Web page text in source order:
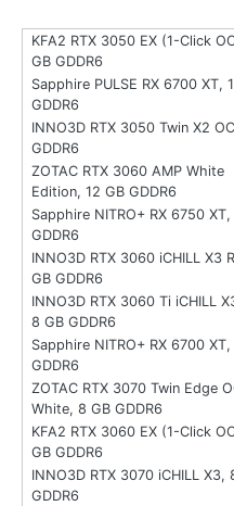
KFA2 RTX 3050 EX (1-Click
GB GDDR6
Sapphire PULSE RX 6700 XT,
GDDR6
INNO3D RTX 3050 Twin X2
GDDR6
ZOTAC RTX 3060 AMP White
Edition, 12 GB GDDR6
Sapphire NITRO+ RX 6750 XT,
GDDR6
INNO3D RTX 3060 iCHILL X3
GB GDDR6
INNO3D RTX 3060 Ti iCHILL
8 GB GDDR6
Sapphire NITRO+ RX 6700 XT,
GDDR6
ZOTAC RTX 3070 Twin Edge
White, 8 GB GDDR6
KFA2 RTX 3060 EX (1-Click
GB GDDR6
INNO3D RTX 3070 iCHILL X3,
GDDR6